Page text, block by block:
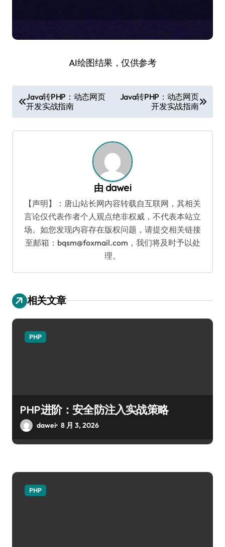
AI绘图结果，仅供参考
章
导
Java转PHP：动态网页
开发实战指南
Java转PHP：动态网页
开发实战指南
由 dawei
【声明】：唐山站长网内容转载自互联网，其相关
言论仅代表作者个人观点绝非权威，不代表本站立
场。如您发现内容存在版权问题，请提交相关链接
至邮箱：bqsm@foxmail.com，我们将及时予以处
理。
相关文章
PHP
PHP进阶：安全防注入实战策略
dawei 8 月 3, 2026
PHP